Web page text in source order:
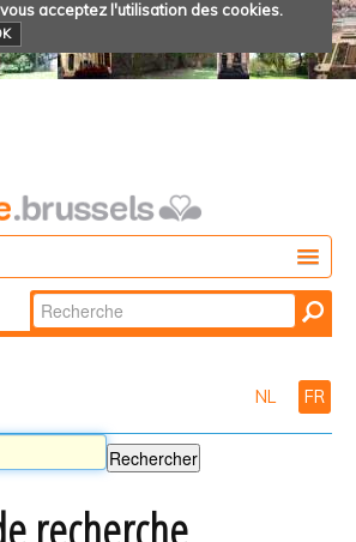
acceptez l'utilisation des cookies.
Chercher par
Recherche
NL FR